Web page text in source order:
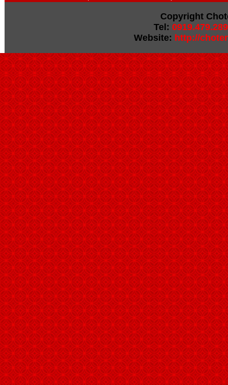
Copyright
Tel: 0919.479.289
Website: http://